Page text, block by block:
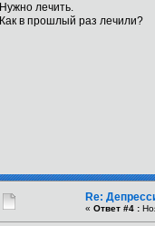
Нужно лечить.
Как в прошлый раз лечили?
Re:
« Ответ #4 :